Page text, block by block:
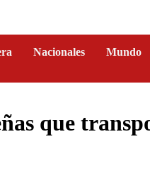
Nacionales Mundo
que